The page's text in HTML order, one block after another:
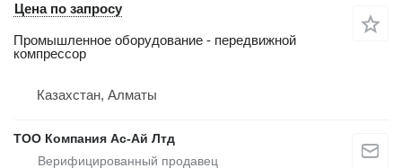
Цена по запросу
Промышленное оборудование - передвижной
компрессор
Казахстан, Алматы
ТОО Компания Ас-Ай Лтд